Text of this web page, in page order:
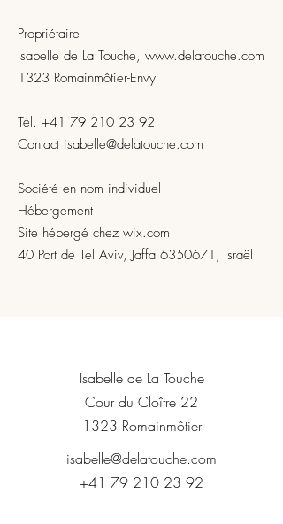
Propriétaire
Isabelle de La Touche, www.delatouche.com
1323 Romainmôtier-Envy
Tél. +41 79 210 23 92
Contact isabelle@delatouche.com
Société en nom individuel
Hébergement
Site hébergé chez wix.com
40 Port de Tel Aviv, Jaffa 6350671 , Israël
Isabelle de La Touche
Cour du Cloître 22
1323 Romainmôtier
isabelle@delatouche.com
+41 79 210 23 92‬